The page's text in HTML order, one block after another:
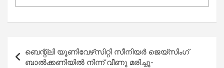
navigation
ബെന്റ്‌ലി യൂണിവേഴ്‌സിറ്റി സീനിയർ ജെയ്‌സിംഗ്
ബാൽക്കണിയിൽ നിന്ന് വീണു മരിച്ചു-